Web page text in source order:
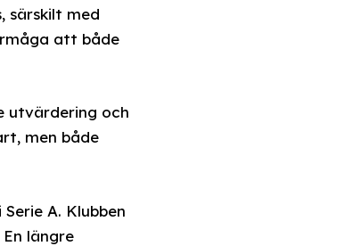
särskilt med
att både
utvärdering och
men både
A. Klubben
längre